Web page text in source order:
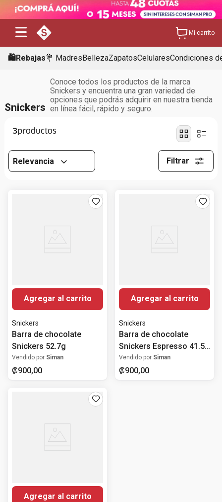
Mi carrito
🛍️Rebajas💐 MadresBellezaZapatosCelularesCondiciones
Snickers
Conoce todos los productos de la marca
Snickers y encuentra una gran variedad de
opciones que podrás adquirir en nuestra tienda
en línea fácil, rápido y seguro.
3
Relevancia Filtrar
Agregar al carrito
Snickers
Barra de chocolate
Snickers 52.7g
Vendido por Siman
₡900,00
Agregar al carrito
Snickers
Barra de chocolate
Snickers Espresso 41.5
gr
Vendido por Siman
₡900,00
Agregar al carrito